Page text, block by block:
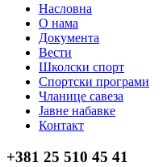
Насловна
О нама
Документа
Вести
Школски спорт
Спортски програми
Чланице савеза
Јавне набавке
Контакт
+381 25 510 45 41